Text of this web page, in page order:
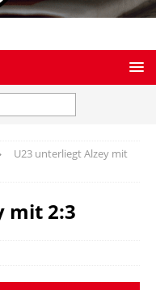
U23 unterliegt Alzey mit
mit 2:3